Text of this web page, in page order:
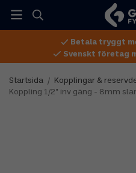
Betala tryggt
Svenskt företag
Startsida / Kopplingar &
Koppling 1/2" inv gäng - 8mm